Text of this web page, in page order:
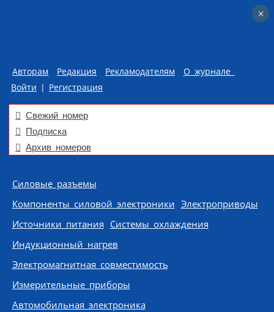
Авторам Редакция Рекламодателям
О журнале
Войти | Регистрация
Свежий номер
Подписка
Архив номеров
Skip to content
Силовые разъемы
Компоненты силовой электроники Электроприводы
Источники питания Системы охлаждения
Индукционный нагрев
Электромагнитная совместимость
Измерительные приборы
Автомобильная электроника
×
×